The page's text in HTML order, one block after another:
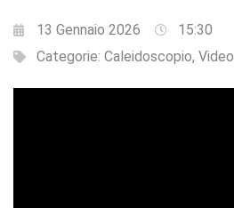
13 Gennaio 2026
15:30
Categorie: Caleidoscopio, Video